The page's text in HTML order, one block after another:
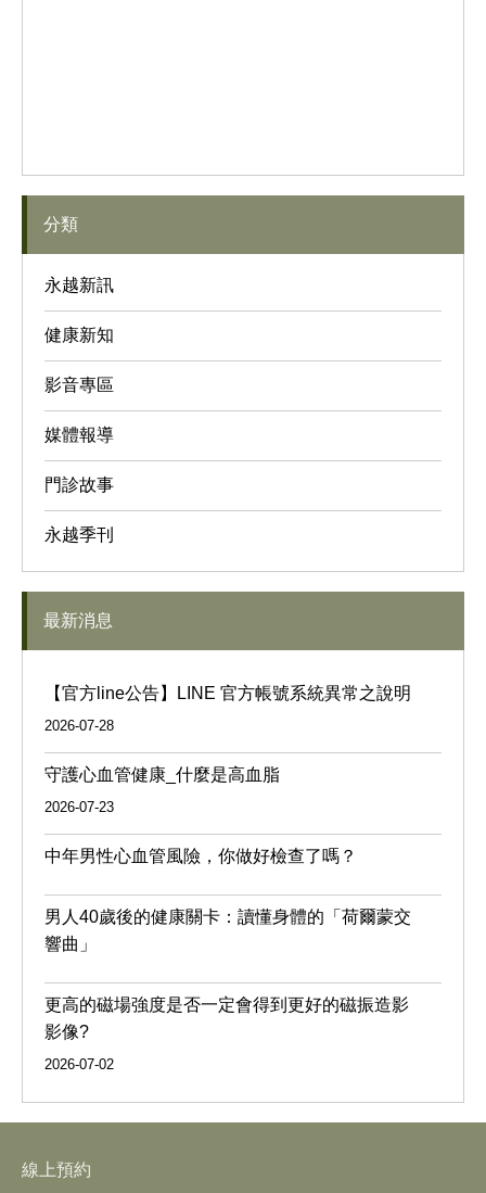
分類
永越新訊
健康新知
影音專區
媒體報導
門診故事
永越季刊
最新消息
【官方line公告】LINE 官方帳號系統異常之說明
2026-07-28
守護心血管健康_什麼是高血脂
2026-07-23
中年男性心血管風險，你做好檢查了嗎？
男人40歲後的健康關卡：讀懂身體的「荷爾蒙交
響曲」
更高的磁場強度是否一定會得到更好的磁振造影
影像?
2026-07-02
線上預約